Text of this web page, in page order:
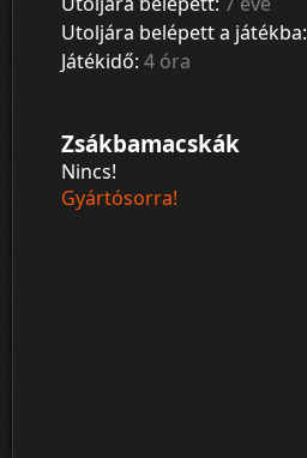
Utoljára belépett a játékba:
Játékidő: 4 óra
Zsákbamacskák
Nincs!
Gyártósorra!